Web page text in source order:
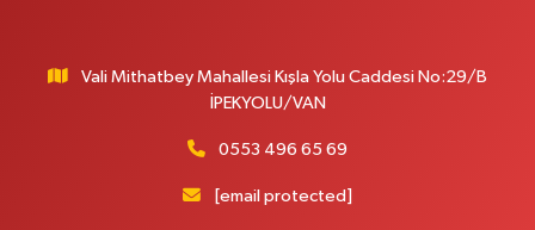
Yenı Derman Eczanesi
Akdamar Hastanesi Acil yanı. İpekyolu. Hatuniye mahallesi terzioğlu, Eski
Yol Tarifi Al
Vali Mithatbey Mahallesi Kışla Yolu Caddesi No:29/B
İPEKYOLU/VAN
0553 496 65 69
[email protected]